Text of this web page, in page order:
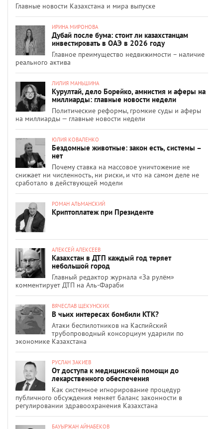
Главные новости Казахстана и мира выпуске
ИРИНА МИРОНОВА
Дубай после бума: стоит ли казахстанцам
инвестировать в ОАЭ в 2026 году
Главное преимущество недвижимости – наличие
реального актива
ЛИЛИЯ МАНЬШИНА
Курултай, дело Борейко, амнистия и аферы на
миллиарды: главные новости недели
Политические реформы, громкие суды и аферы
на миллиарды — главные новости недели
ЮЛИЯ КОВАЛЕНКО
Бездомные животные: закон есть, системы –
нет
Почему ставка на массовое уничтожение не
снижает ни численность, ни риски, и что на самом деле не
сработало в действующей модели
РОМАН АЛЬМАНСКИЙ
Криптоплатеж при Президенте
АЛЕКСЕЙ АЛЕКСЕЕВ
Казахстан в ДТП каждый год теряет
небольшой город
Главный редактор журнала «За рулём»
комментирует ДТП на Аль-Фараби
ВЯЧЕСЛАВ ЩЕКУНСКИХ
В чьих интересах бомбили КТК?
Атаки беспилотников на Каспийский
трубопроводный консорциум ударили по
экономике Казахстана
РУСЛАН ЗАКИЕВ
От доступа к медицинской помощи до
лекарственного обеспечения
Как системное игнорирование процедур
публичного обсуждения меняет баланс законности в
регулировании здравоохранения Казахстана
БАУЫРЖАН АЙНАБЕКОВ